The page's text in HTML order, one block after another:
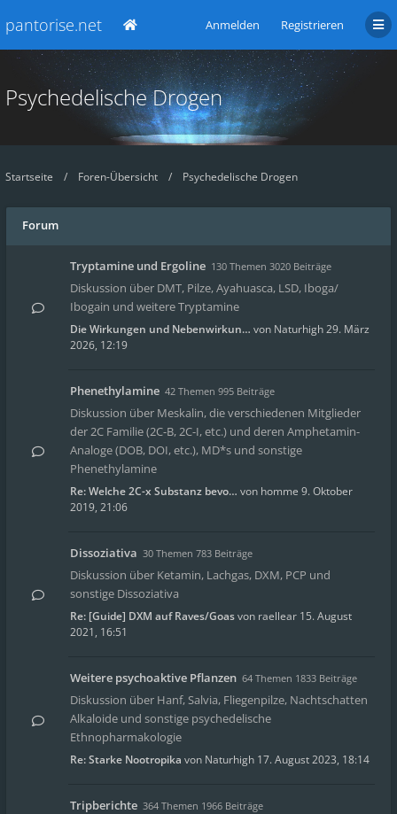
pantorise.net Anmelden Registrieren
Psychedelische Drogen
Startseite Foren-Übersicht Psychedelische Drogen
Forum
Tryptamine und Ergoline 130 Themen 3020 Beiträge
Diskussion über DMT, Pilze, Ayahuasca, LSD, Iboga/
Ibogain und weitere Tryptamine
Die Wirkungen und Nebenwirkun… von Naturhigh29. März
2026, 12:19
Phenethylamine 42 Themen 995 Beiträge
Diskussion über Meskalin, die verschiedenen Mitglieder
der 2C Familie (2C-B, 2C-I, etc.) und deren Amphetamin-
Analoge (DOB, DOI, etc.), MD*s und sonstige
Phenethylamine
Re: Welche 2C-x Substanz bevo… von homme 9. Oktober
2019, 21:06
Dissoziativa 30 Themen 783 Beiträge
Diskussion über Ketamin, Lachgas, DXM, PCP und
sonstige Dissoziativa
Re: [Guide] DXM auf Raves/Goasvon raellear 15. August
2021, 16:51
Weitere psychoaktive Pflanzen 64 Themen 1833 Beiträge
Diskussion über Hanf, Salvia, Fliegenpilze, Nachtschatten
Alkaloide und sonstige psychedelische
Ethnopharmakologie
Re: Starke Nootropika von Naturhigh 17. August 2023, 18:14
Tripberichte 364 Themen 1966 Beiträge